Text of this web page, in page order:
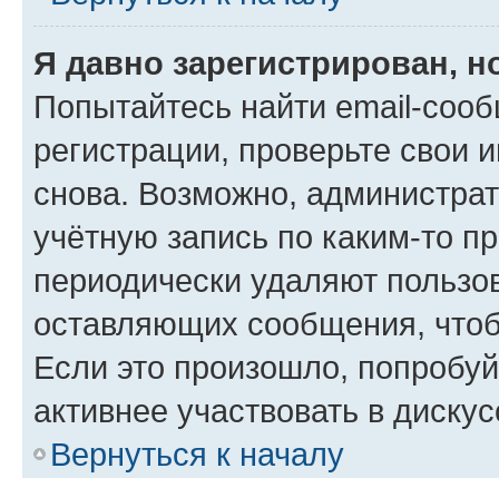
Я давно зарегистрирован,
Попытайтесь найти email-
регистрации, проверьте свои
снова. Возможно,
учётную запись по каким-то
периодически удаляют
оставляющих сообщения,
Если это произошло,
активнее участвовать в
Вернуться к началу